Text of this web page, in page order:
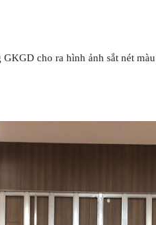
cho ra hình ảnh sắt nét